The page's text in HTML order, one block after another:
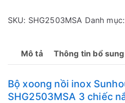
304
Sunhouse
SHG2503MSA
số
SKU: SHG2503MSA Danh mục:
Mô tả Thông tin bổ sung
Bộ xoong nồi inox
SHG2503MSA 3 chiếc